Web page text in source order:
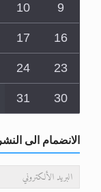
2
3
9
10
16
17
23
24
الانضمام الى